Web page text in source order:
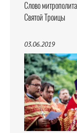
Слово
Святой Троицы
03.06.2019